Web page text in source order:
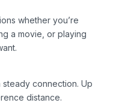
whether you’re
a movie, or playing
connection. Up
distance.